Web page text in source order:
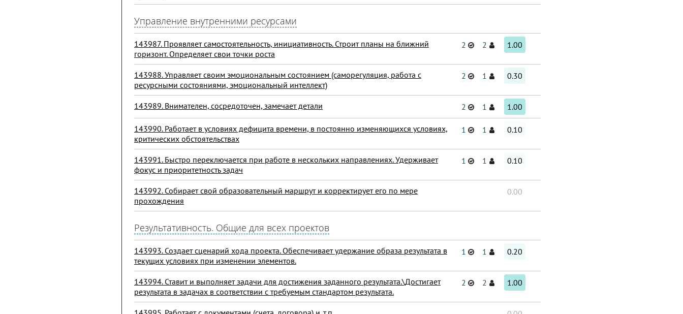
Управление внутренними ресурсами
143987. Проявляет самостоятельность, инициативность. Строит планы на ближний
горизонт. Определяет свои точки роста
2 2 1.00
143988. Управляет своим эмоциональным состоянием (саморегуляция, работа с
ресурсными состояниями, эмоциональный интеллект)
2 1 0.30
143989. Внимателен, сосредоточен, замечает детали 2 1 1.00
143990. Работает в условиях дефицита времени, в постоянно изменяющихся условиях,
критических обстоятельствах
1 1 0.10
143991. Быстро переключается при работе в нескольких направлениях. Удерживает
фокус и приоритетность задач
1 1 0.10
143992. Собирает свой образовательный маршрут и корректирует его по мере
прохождения
0.00
Результативность. Общие для всех проектов
143993. Создает сценарий хода проекта. Обеспечивает удержание образа результата в
текущих условиях при изменении элементов.
1 1 0.20
143994. Ставит и выполняет задачи для достижения заданного результата.\Достигает
результата в задачах в соответствии с требуемым стандартом результата.
2 2 1.00